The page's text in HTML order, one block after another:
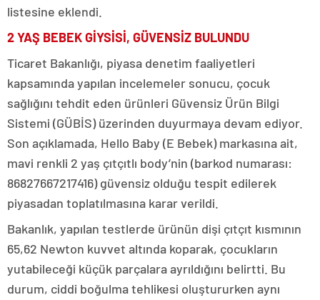
listesine eklendi.
2 YAŞ BEBEK GİYSİSİ, GÜVENSİZ BULUNDU
Ticaret Bakanlığı, piyasa denetim faaliyetleri
kapsamında yapılan incelemeler sonucu, çocuk
sağlığını tehdit eden ürünleri Güvensiz Ürün Bilgi
Sistemi (GÜBİS) üzerinden duyurmaya devam ediyor.
Son açıklamada, Hello Baby (E Bebek) markasına ait,
mavi renkli 2 yaş çıtçıtlı body’nin (barkod numarası:
86827667217416) güvensiz olduğu tespit edilerek
piyasadan toplatılmasına karar verildi.
Bakanlık, yapılan testlerde ürünün dişi çıtçıt kısmının
65,62 Newton kuvvet altında koparak, çocukların
yutabileceği küçük parçalara ayrıldığını belirtti. Bu
durum, ciddi boğulma tehlikesi oluştururken aynı